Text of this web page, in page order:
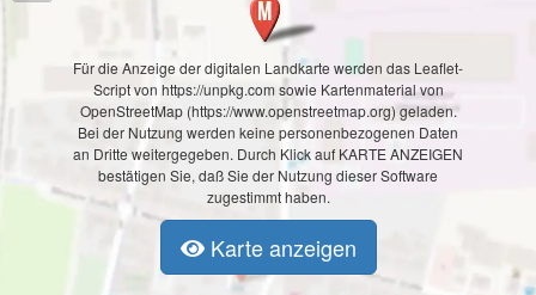
Für die Anzeige der digitalen Landkarte werden das Leaflet-
Script von https://unpkg.com sowie Kartenmaterial von
OpenStreetMap (https://www.openstreetmap.org) geladen.
Bei der Nutzung werden keine personenbezogenen Daten
an Dritte weitergegeben. Durch Klick auf KARTE ANZEIGEN
bestätigen Sie, daß Sie der Nutzung dieser Software
zugestimmt haben.
Karte anzeigen